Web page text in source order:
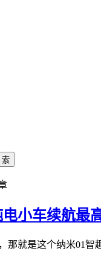
索
小车续航最
那就是这个纳米01